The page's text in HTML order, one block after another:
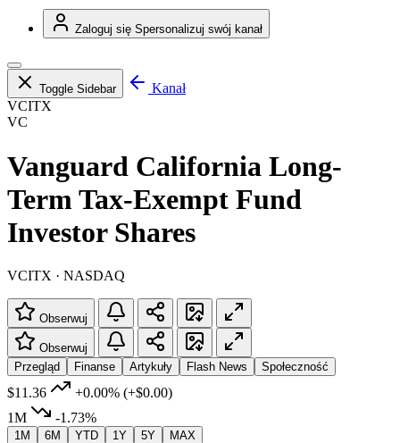
Zaloguj się Spersonalizuj swój kanał
Toggle Sidebar
Kanał
VCITX
VC
Vanguard California Long-
Term Tax-Exempt Fund
Investor Shares
VCITX · NASDAQ
Obserwuj
Obserwuj
Przegląd
Finanse Artykuły Flash News Społeczność
$11.36 +0.00% (+$0.00)
1M
-1.73%
1M 6M YTD 1Y 5Y MAX